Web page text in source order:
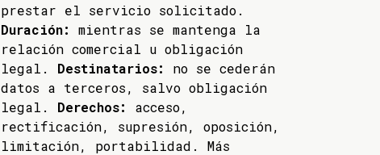
prestar el servicio solicitado.
Duración:
mientras se mantenga la
relación comercial u obligación
legal. Destinatarios:
no se cederán
datos a terceros, salvo obligación
legal. Derechos:
acceso,
rectificación, supresión, oposición,
limitación, portabilidad. Más